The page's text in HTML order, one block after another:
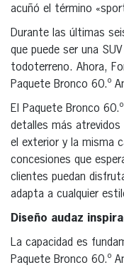
acuñó el término
Durante las últimas
que puede ser una
todoterreno. Ahora,
Paquete Bronco 60.º
El Paquete Bronco
detalles más atrevidos
el exterior y la misma
concesiones que
clientes puedan
adapta a cualquier
Diseño audaz
La capacidad es
Paquete Bronco 60.º